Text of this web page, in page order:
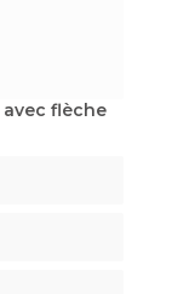
flèche